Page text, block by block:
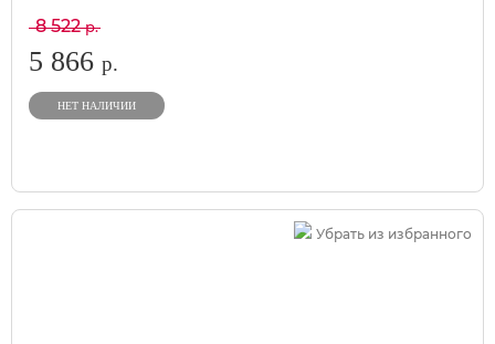
8 522р.
5 866 р.
НЕТ НАЛИЧИИ
Убрать из избранного